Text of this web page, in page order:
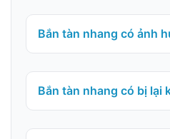
Bắn tàn nhang có ảnh
Bắn tàn nhang có bị lại